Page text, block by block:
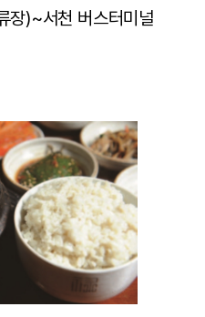
장)~서천 버스터미널